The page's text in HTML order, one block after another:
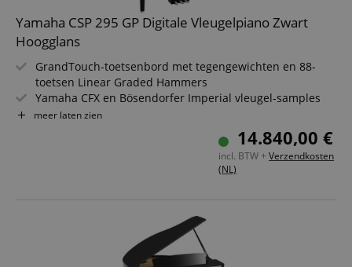
Yamaha CSP 295 GP Digitale Vleugelpiano Zwart
Hoogglans
GrandTouch-toetsenbord met tegengewichten en 88-
toetsen Linear Graded Hammers
Yamaha CFX en Bösendorfer Imperial vleugel-samples
919 klanken, 403 liedjes en 525 begeleidingsstijlen
Grand Expression Modelling, Virtual Resonance
Draadloze verbinding met tablet of smartphone
meer laten zien
14.840,00 €
incl. BTW + Verzendkosten
(NL)